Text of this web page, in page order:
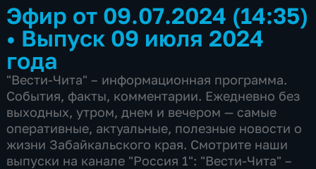
Эфир от 09.07.2024 (14:35)
• Выпуск 09 июля 2024
года
"Вести-Чита" – информационная программа.
События, факты, комментарии. Ежедневно без
выходных, утром, днем и вечером — самые
оперативные, актуальные, полезные новости о
жизни Забайкальского края. Смотрите наши
выпуски на канале "Россия 1": "Вести-Чита" –